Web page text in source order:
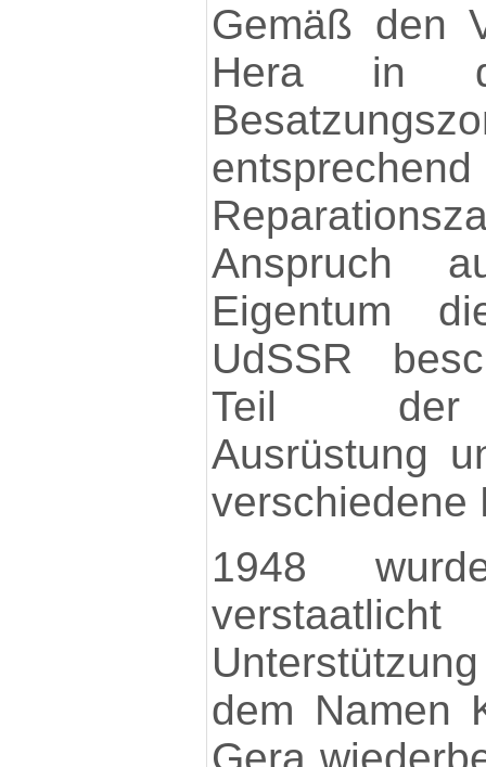
Gemäß den
Hera in
Anspruch
Eigentum
UdSSR
Teil der
Ausrüstung
verschiedene
1948
dem Namen